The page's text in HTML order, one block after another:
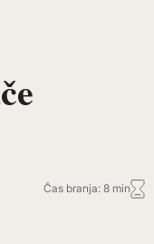
Čas branja: 8 min